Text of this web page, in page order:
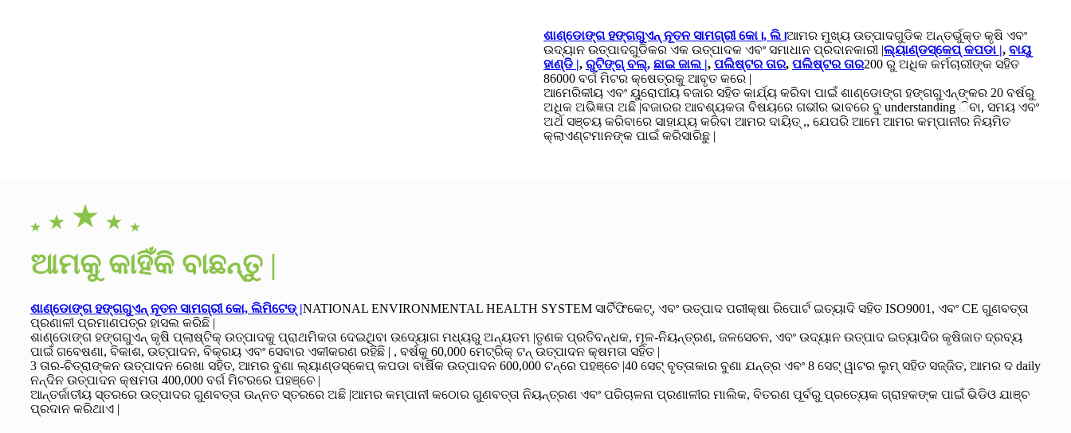
ଶାଣ୍ଡୋଙ୍ଗ ହଙ୍ଗଗୁଏନ୍ ନୂତନ ସାମଗ୍ରୀ କୋ।, ଲି।ଆମର ମୁଖ୍ୟ ଉତ୍ପାଦଗୁଡିକ ଅନ୍ତର୍ଭୁକ୍ତ କୃଷି ଏବଂ
ଉଦ୍ୟାନ ଉତ୍ପାଦଗୁଡିକର ଏକ ଉତ୍ପାଦକ ଏବଂ ସମାଧାନ ପ୍ରଦାନକାରୀ |ଲ୍ୟାଣ୍ଡସ୍କେପ୍ କପଡା |, ବାୟୁ
ହାଣ୍ଡି |, ରୁଟିଙ୍ଗ୍ ବଲ୍, ଛାଇ ଜାଲ |, ପଲିଷ୍ଟର ତାର, ପଲିଷ୍ଟର ତାର200 ରୁ ଅଧିକ କର୍ମଚାରୀଙ୍କ ସହିତ
86000 ବର୍ଗ ମିଟର କ୍ଷେତ୍ରକୁ ଆବୃତ କରେ |
ଆମେରିକୀୟ ଏବଂ ୟୁରୋପୀୟ ବଜାର ସହିତ କାର୍ଯ୍ୟ କରିବା ପାଇଁ ଶାଣ୍ଡୋଙ୍ଗ ହଙ୍ଗଗୁଏନ୍ଙ୍କର 20 ବର୍ଷରୁ
ଅଧିକ ଅଭିଜ୍ଞତା ଅଛି |ବଜାରର ଆବଶ୍ୟକତା ବିଷୟରେ ଗଭୀର ଭାବରେ ବୁ understanding ିବା, ସମୟ ଏବଂ
ଅର୍ଥ ସଞ୍ଚୟ କରିବାରେ ସାହାଯ୍ୟ କରିବା ଆମର ଦାୟିତ୍ ,, ଯେପରି ଆମେ ଆମର କମ୍ପାନୀର ନିୟମିତ
କ୍ଲାଏଣ୍ଟମାନଙ୍କ ପାଇଁ କରିସାରିଛୁ |
ଆମକୁ କାହିଁକି ବାଛନ୍ତୁ |
ଶାଣ୍ଡୋଙ୍ଗ ହଙ୍ଗଗୁଏନ୍ ନୂତନ ସାମଗ୍ରୀ କୋ, ଲିମିଟେଡ୍ |NATIONAL ENVIRONMENTAL HEALTH SYSTEM ସାର୍ଟିଫିକେଟ୍, ଏବଂ ଉତ୍ପାଦ ପରୀକ୍ଷା ରିପୋର୍ଟ ଇତ୍ୟାଦି ସହିତ ISO9001, ଏବଂ CE ଗୁଣବତ୍ତା
ପ୍ରଣାଳୀ ପ୍ରମାଣପତ୍ର ହାସଲ କରିଛି |
ଶାଣ୍ଡୋଙ୍ଗ ହଙ୍ଗଗୁଏନ୍ କୃଷି ପ୍ଲାଷ୍ଟିକ୍ ଉତ୍ପାଦକୁ ପ୍ରାଥମିକତା ଦେଇଥିବା ଉଦ୍ୟୋଗ ମଧ୍ୟରୁ ଅନ୍ୟତମ |ତୃଣକ ପ୍ରତିବନ୍ଧକ, ମୂଳ-ନିୟନ୍ତ୍ରଣ, ଜଳସେଚନ, ଏବଂ ଉଦ୍ୟାନ ଉତ୍ପାଦ ଇତ୍ୟାଦିର କୃଷିଜାତ ଦ୍ରବ୍ୟ
ପାଇଁ ଗବେଷଣା, ବିକାଶ, ଉତ୍ପାଦନ, ବିକ୍ରୟ ଏବଂ ସେବାର ଏକୀକରଣ ରହିଛି | , ବର୍ଷକୁ 60,000 ମେଟ୍ରିକ୍ ଟନ୍ ଉତ୍ପାଦନ କ୍ଷମତା ସହିତ |
3 ତାର-ଚିତ୍ରାଙ୍କନ ଉତ୍ପାଦନ ରେଖା ସହିତ, ଆମର ବୁଣା ଲ୍ୟାଣ୍ଡସ୍କେପ୍ କପଡା ବାର୍ଷିକ ଉତ୍ପାଦନ 600,000 ଟନ୍ରେ ପହଞ୍ଚେ |40 ସେଟ୍ ବୃତ୍ତାକାର ବୁଣା ଯନ୍ତ୍ର ଏବଂ 8 ସେଟ୍ ୱାଟର ଲୁମ୍ ସହିତ ସଜ୍ଜିତ, ଆମର ଦ daily
ନନ୍ଦିନ ଉତ୍ପାଦନ କ୍ଷମତା 400,000 ବର୍ଗ ମିଟରରେ ପହଞ୍ଚେ |
ଆନ୍ତର୍ଜାତୀୟ ସ୍ତରରେ ଉତ୍ପାଦର ଗୁଣବତ୍ତା ଉନ୍ନତ ସ୍ତରରେ ଅଛି |ଆମର କମ୍ପାନୀ କଠୋର ଗୁଣବତ୍ତା ନିୟନ୍ତ୍ରଣ ଏବଂ ପରିଚାଳନା ପ୍ରଣାଳୀର ମାଲିକ, ବିତରଣ ପୂର୍ବରୁ ପ୍ରତ୍ୟେକ ଗ୍ରାହକଙ୍କ ପାଇଁ ଭିଡିଓ ଯାଞ୍ଚ
ପ୍ରଦାନ କରିଥାଏ |